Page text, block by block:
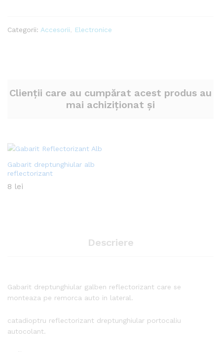
Categorii: Accesorii Electronice
Clienții care au cumpărat acest produs au
mai achiziționat și
Gabarit dreptunghiular alb
reflectorizant
8 lei
Descriere
Gabarit dreptunghiular galben reflectorizant care se
monteaza pe remorca auto in lateral.
catadioptru reflectorizant dreptunghiular portocaliu
autocolant.